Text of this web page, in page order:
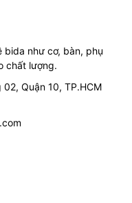
như cơ, bàn, phụ
chất lượng.
Quận 10, TP.HCM